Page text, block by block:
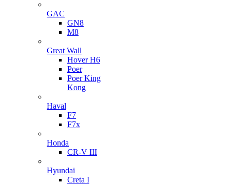
GAC
GN8
M8
Great Wall
Hover H6
Poer
Poer King
Kong
Haval
F7
F7x
Honda
CR-V III
Hyundai
Creta I